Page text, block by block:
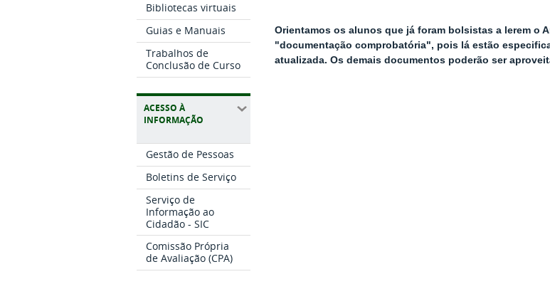
Bibliotecas virtuais
Guias e Manuais
Trabalhos de
Conclusão de Curso
ACESSO À
INFORMAÇÃO
Gestão de Pessoas
Boletins de Serviço
Serviço de
Informação ao
Cidadão - SIC
Comissão Própria
de Avaliação (CPA)
Orientamos os alunos que já foram bolsistas a lerem o
"documentação comprobatória", pois lá estão
atualizada. Os demais documentos poderão ser